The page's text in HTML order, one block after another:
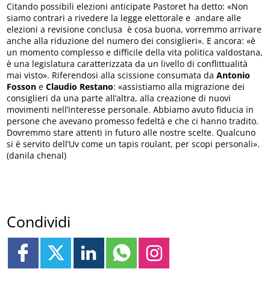
Citando possibili elezioni anticipate Pastoret ha detto: «Non
siamo contrari a rivedere la legge elettorale e andare alle
elezioni a revisione conclusa è cosa buona, vorremmo arrivare
anche alla riduzione del numero dei consiglieri». E ancora: «è
un momento complesso e difficile della vita politica valdostana,
è una legislatura caratterizzata da un livello di conflittualità
mai visto». Riferendosi alla scissione consumata da Antonio
Fosson eClaudio Restano: «assistiamo alla migrazione dei
consiglieri da una parte all’altra, alla creazione di nuovi
movimenti nell’interesse personale. Abbiamo avuto fiducia in
persone che avevano promesso fedeltà e che ci hanno tradito.
Dovremmo stare attenti in futuro alle nostre scelte. Qualcuno
si è servito dell’Uv come un tapis roulant, per scopi personali».
(danila chenal)
Condividi